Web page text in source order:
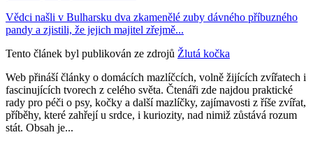
Vědci našli v Bulharsku dva zkamenělé zuby dávného příbuzného
pandy a zjistili, že jejich majitel zřejmě...
Tento článek byl publikován ze zdrojů Žlutá kočka
Web přináší články o domácích mazlíčcích, volně žijících zvířatech i
fascinujících tvorech z celého světa. Čtenáři zde najdou praktické
rady pro péči o psy, kočky a další mazlíčky, zajímavosti z říše zvířat,
příběhy, které zahřejí u srdce, i kuriozity, nad nimiž zůstává rozum
stát. Obsah je...